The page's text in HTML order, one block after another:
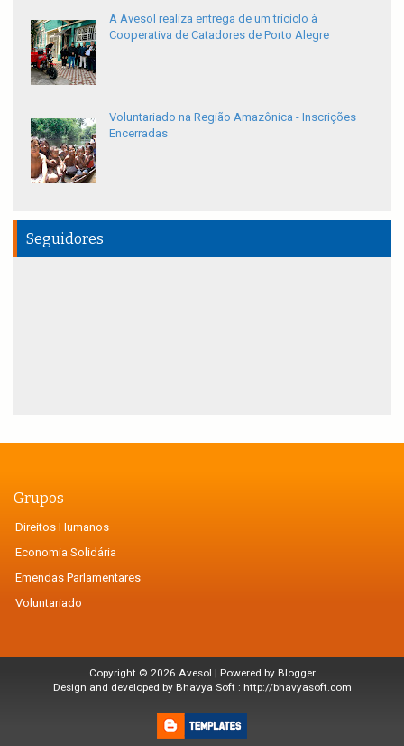
A Avesol realiza entrega de um triciclo à
Cooperativa de Catadores de Porto Alegre
Voluntariado na Região Amazônica - Inscrições
Encerradas
Seguidores
Grupos
Direitos Humanos
Economia Solidária
Emendas Parlamentares
Voluntariado
Copyright © 2026 Avesol | Powered by Blogger
Design and developed by Bhavya Soft : http://bhavyasoft.com